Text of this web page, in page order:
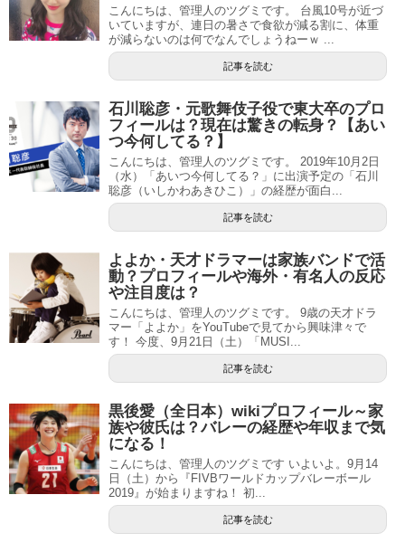
こんにちは、管理人のツグミです。 台風10号が近づ
いていますが、連日の暑さで食欲が減る割に、体重
が減らないのは何でなんでしょうねーｗ ...
記事を読む
石川聡彦・元歌舞伎子役で東大卒のプロ
フィールは？現在は驚きの転身？【あい
つ今何してる？】
こんにちは、管理人のツグミです。 2019年10月2日
（水）「あいつ今何してる？」に出演予定の「石川
聡彦（いしかわあきひこ）」の経歴が面白...
記事を読む
よよか・天才ドラマーは家族バンドで活
動？プロフィールや海外・有名人の反応
や注目度は？
こんにちは、管理人のツグミです。 9歳の天才ドラ
マー「よよか」をYouTubeで見てから興味津々で
す！ 今度、9月21日（土）「MUSI...
記事を読む
黒後愛（全日本）wikiプロフィール～家
族や彼氏は？バレーの経歴や年収まで気
になる！
こんにちは、管理人のツグミです いよいよ。9月14
日（土）から『FIVBワールドカップバレーボール
2019』が始まりますね！ 初...
記事を読む